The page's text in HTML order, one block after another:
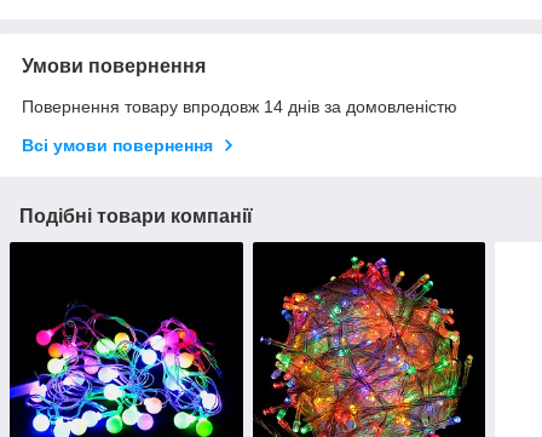
Умови повернення
Повернення товару впродовж 14 днів за домовленістю
Всі умови повернення
Подібні товари компанії